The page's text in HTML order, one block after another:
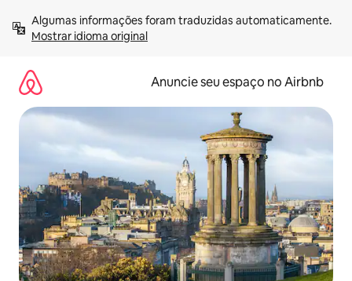
para
Mostrar idioma original
Anuncie seu espaço no Airbnb